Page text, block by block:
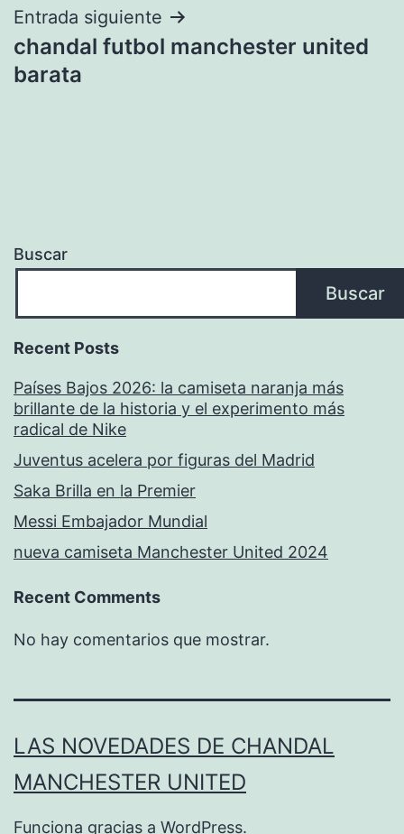
Entrada siguiente
chandal futbol manchester united
barata
Buscar
Buscar
Recent Posts
Países Bajos 2026: la camiseta naranja más
brillante de la historia y el experimento más
radical de Nike
Juventus acelera por figuras del Madrid
Saka Brilla en la Premier
Messi Embajador Mundial
nueva camiseta Manchester United 2024
Recent Comments
No hay comentarios que mostrar.
LAS NOVEDADES DE CHANDAL
MANCHESTER UNITED
Funciona gracias a WordPress.